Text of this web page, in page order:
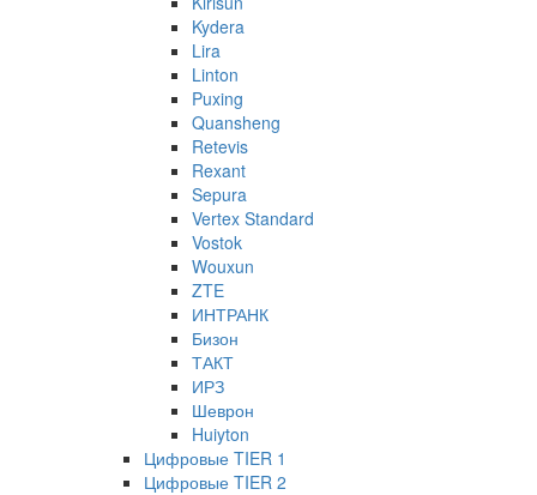
Kydera
Lira
Linton
Puxing
Quansheng
Retevis
Rexant
Sepura
Vertex Standard
Vostok
Wouxun
ZTE
ИНТРАНК
Бизон
ТАКТ
ИРЗ
Шеврон
Huiyton
Цифровые TIER 1
Цифровые TIER 2